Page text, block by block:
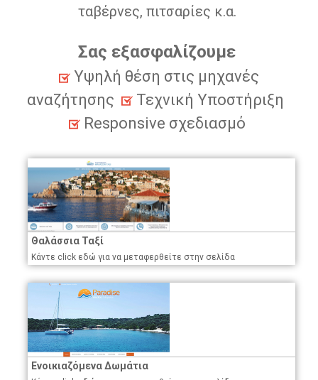
ταβέρνες, πιτσαρίες κ.α.
Σας εξασφαλίζουμε
Υψηλή θέση στις μηχανές
αναζήτησης
Τεχνική Υποστήριξη
Responsive σχεδιασμό
Θαλάσσια Ταξί
Κάντε click εδώ για να μεταφερθείτε στην σελίδα
Ενοικιαζόμενα Δωμάτια